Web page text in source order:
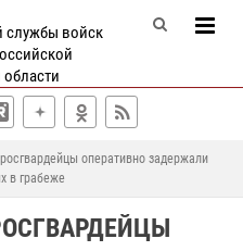
службы войск
оперативно задержали
в грабеже